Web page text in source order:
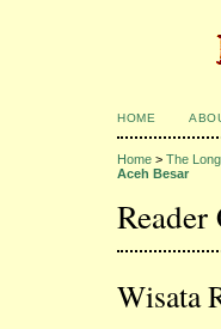
HOME
Home > The
Aceh Besar
Reader
Wisata